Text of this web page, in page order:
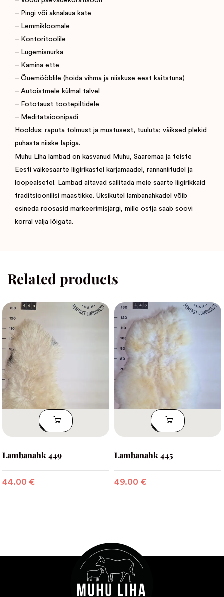
– Pingi või aknalaua kate
– Lemmikloomale
– Kontoritoolile
– Lugemisnurka
– Kamina ette
– Õuemööblile (hoida vihma ja niiskuse eest kaitstuna)
– Autoistmele külmal talvel
– Fototaust tootepiltidele
– Meditatsioonipadi
Hooldus: raputa tolmust ja mustusest, tuuluta; väiksed plekid
puhasta niiske lapiga.
Muhu Liha lambad on kasvanud Muhu, Saaremaa ja teiste
Eesti väikesaarte liigirikastel karjamaadel, rannaniitudel ja
loopealsetel. Lambad aitavad säilitada meie saarte liigirikkaid
traditsioonilisi maastikke. Üksikutel lambanahkadel võib
esineda roosasid markeerimisjärgi, mille ostja saab soovi
korral välja lõigata.
Related products
Lambanahk 449
44.00 €
Lambanahk 445
49.00 €